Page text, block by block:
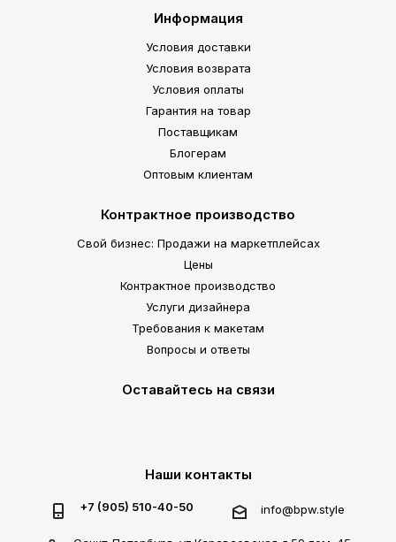
Информация
Условия доставки
Условия возврата
Условия оплаты
Гарантия на товар
Поставщикам
Блогерам
Оптовым клиентам
Контрактное производство
Свой бизнес: Продажи на маркетплейсах
Цены
Контрактное производство
Услуги дизайнера
Требования к макетам
Вопросы и ответы
Оставайтесь на связи
Наши контакты
+7 (905) 510-40-50 info@bpw.style